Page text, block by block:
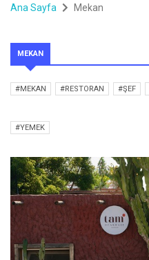
Ana Sayfa Mekan
MEKAN
#MEKAN #RESTORAN #ŞEF
#YEMEK